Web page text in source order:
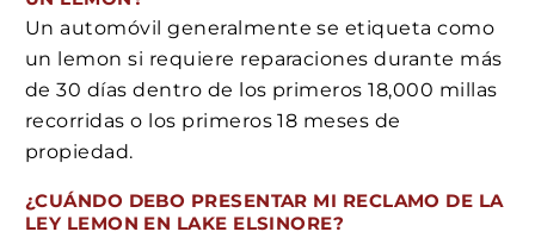
Un automóvil generalmente se etiqueta como
un lemon si requiere reparaciones durante más
de 30 días dentro de los primeros 18,000 millas
recorridas o los primeros 18 meses de
propiedad.
¿CUÁNDO DEBO PRESENTAR MI RECLAMO DE LA
LEY LEMON EN LAKE ELSINORE?